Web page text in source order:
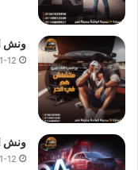
ونش
12
ونش
12